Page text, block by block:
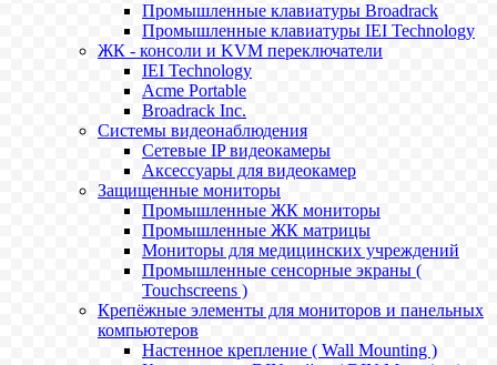
Промышленные клавиатуры Broadrack
Промышленные клавиатуры IEI Technology
ЖК - консоли и KVM переключатели
IEI Technology
Acme Portable
Broadrack Inc.
Системы видеонаблюдения
Сетевые IP видеокамеры
Аксессуары для видеокамер
Защищенные мониторы
Промышленные ЖК мониторы
Промышленные ЖК матрицы
Мониторы для медицинских учреждений
Промышленные сенсорные экраны (
Touchscreens )
Крепёжные элементы для мониторов и панельных
компьютеров
Настенное крепление ( Wall Mounting )